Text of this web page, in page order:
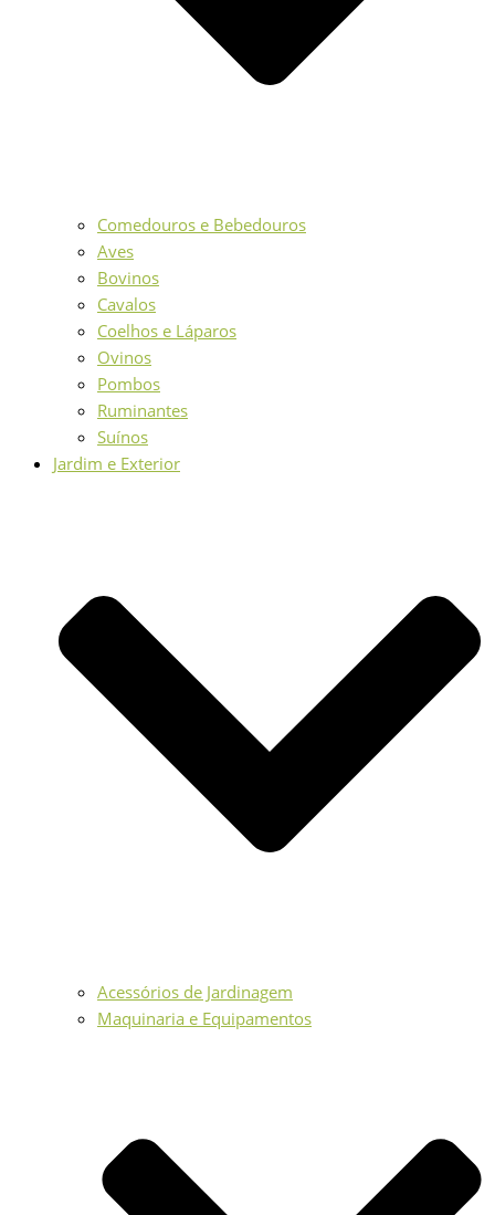
Comedouros e Bebedouros
Aves
Bovinos
Cavalos
Coelhos e Láparos
Ovinos
Pombos
Ruminantes
Suínos
Jardim e Exterior
Acessórios de Jardinagem
Maquinaria e Equipamentos